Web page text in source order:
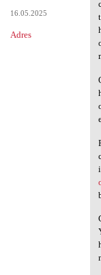
16.05.2025
Adres